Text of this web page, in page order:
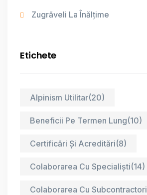
Zugrăveli La Înălțime
Etichete
Alpinism Utilitar(20)
Beneficii Pe Termen Lung(10)
Certificări Și Acreditări(8)
Colaborarea Cu Specialiști(14)
Colaborarea Cu Subcontractori